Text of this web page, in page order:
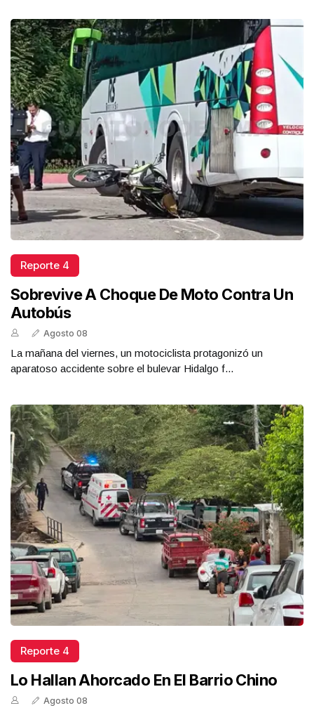
Reporte 4
Sobrevive A Choque De Moto Contra Un
Autobús
Agosto 08
La mañana del viernes, un motociclista protagonizó un
aparatoso accidente sobre el bulevar Hidalgo f...
Reporte 4
Lo Hallan Ahorcado En El Barrio Chino
Agosto 08